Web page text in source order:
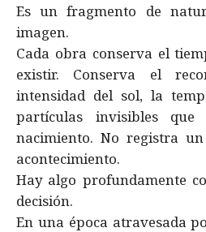
Es un fragmento de
imagen.
Cada obra conserva el
existir. Conserva el
intensidad del sol, la
partículas invisibles
nacimiento. No registra
acontecimiento.
Hay algo profundamente
decisión.
En una época atravesada